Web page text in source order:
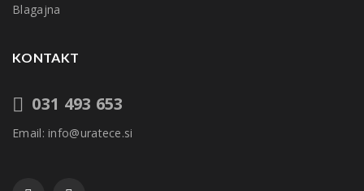
Blagajna
KONTAKT
031 493 653
Email: info@uratece.si